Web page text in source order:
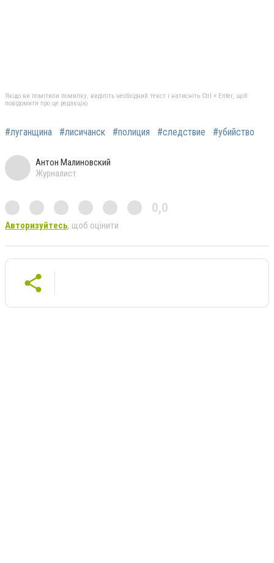
Якщо ви помітили помилку, виділіть необхідний текст і натисніть Ctrl + Enter, щоб
повідомити про це редакцію
#луганщина #лисичанск #полиция #следствие #убийство
Антон Малиновский
Журналист
0,0
Авторизуйтесь, щоб оцінити